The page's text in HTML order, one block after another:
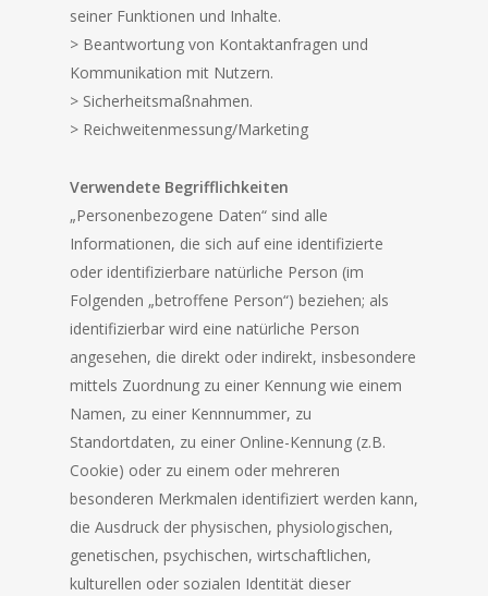
seiner Funktionen und Inhalte.
> Beantwortung von Kontaktanfragen und
Kommunikation mit Nutzern.
> Sicherheitsmaßnahmen.
> Reichweitenmessung/Marketing
Verwendete Begrifflichkeiten
„Personenbezogene Daten“ sind alle
Informationen, die sich auf eine identifizierte
oder identifizierbare natürliche Person (im
Folgenden „betroffene Person“) beziehen; als
identifizierbar wird eine natürliche Person
angesehen, die direkt oder indirekt, insbesondere
mittels Zuordnung zu einer Kennung wie einem
Namen, zu einer Kennnummer, zu
Standortdaten, zu einer Online-Kennung (z.B.
Cookie) oder zu einem oder mehreren
besonderen Merkmalen identifiziert werden kann,
die Ausdruck der physischen, physiologischen,
genetischen, psychischen, wirtschaftlichen,
kulturellen oder sozialen Identität dieser